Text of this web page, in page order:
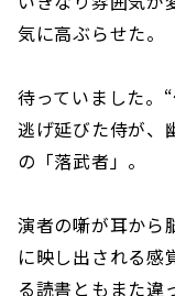
気に高ぶらせた。
待っていました。“
逃げ延びた侍が、
の「落武者」。
演者の噺が耳から
に映し出される感
る読書ともまた違